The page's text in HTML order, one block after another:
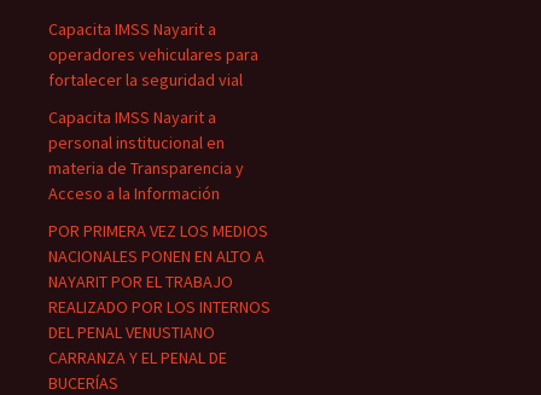
Capacita IMSS Nayarit a
operadores vehiculares para
fortalecer la seguridad vial
Capacita IMSS Nayarit a
personal institucional en
materia de Transparencia y
Acceso a la Información
POR PRIMERA VEZ LOS MEDIOS
NACIONALES PONEN EN ALTO A
NAYARIT POR EL TRABAJO
REALIZADO POR LOS INTERNOS
DEL PENAL VENUSTIANO
CARRANZA Y EL PENAL DE
BUCERÍAS